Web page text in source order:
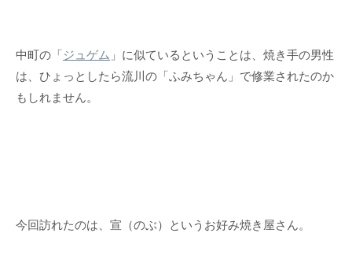
中町の「ジュゲム 」に似ているということは、焼き手の男性
は、ひょっとしたら流川の「ふみちゃん」で修業されたのか
もしれません。
今回訪れたのは、宣（のぶ）というお好み焼き屋さん。